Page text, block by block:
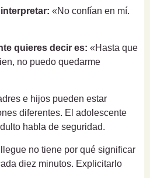
«No confían en mí.
quieres decir es: «Hasta que
no puedo quedarme
e hijos pueden estar
diferentes. El adolescente
habla de seguridad.
no tiene por qué significar
diez minutos. Explicitarlo